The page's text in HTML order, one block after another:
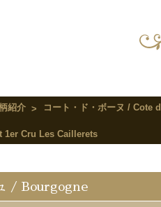
紹介 コート・ド・ボーヌ / Cote
1er Cru Les Caillerets
/ Bourgogne